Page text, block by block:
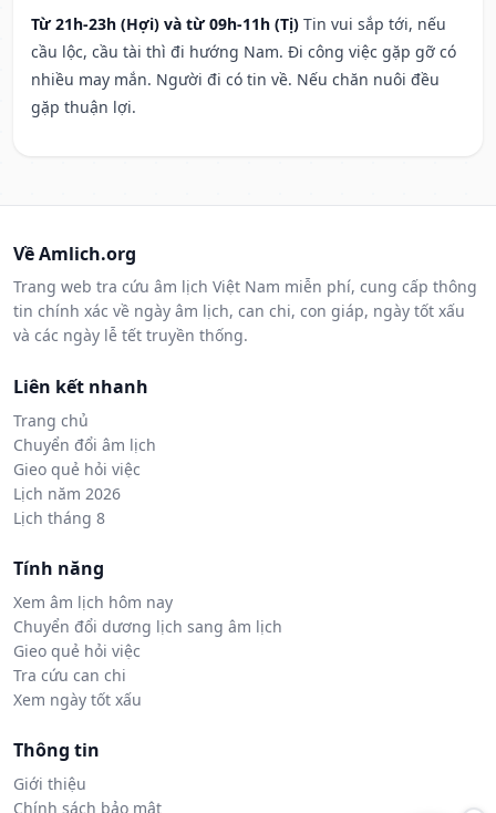
Từ 21h-23h (Hợi) và từ 09h-11h (Tị) Tin vui sắp tới, nếu
cầu lộc, cầu tài thì đi hướng Nam. Đi công việc gặp gỡ có
nhiều may mắn. Người đi có tin về. Nếu chăn nuôi đều
gặp thuận lợi.
Về Amlich.org
Trang web tra cứu âm lịch Việt Nam miễn phí, cung cấp thông
tin chính xác về ngày âm lịch, can chi, con giáp, ngày tốt xấu
và các ngày lễ tết truyền thống.
Liên kết nhanh
Trang chủ
Chuyển đổi âm lịch
Gieo quẻ hỏi việc
Lịch năm 2026
Lịch tháng 8
Tính năng
Xem âm lịch hôm nay
Chuyển đổi dương lịch sang âm lịch
Gieo quẻ hỏi việc
Tra cứu can chi
Xem ngày tốt xấu
Thông tin
Giới thiệu
Chính sách bảo mật